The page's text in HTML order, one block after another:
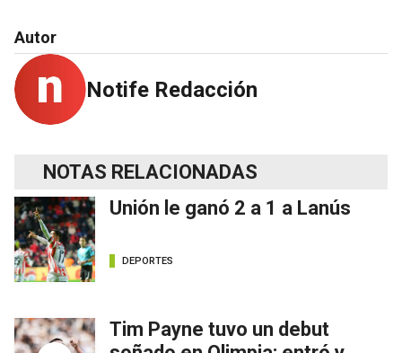
Autor
Notife Redacción
NOTAS RELACIONADAS
Unión le ganó 2 a 1 a Lanús
DEPORTES
Tim Payne tuvo un debut